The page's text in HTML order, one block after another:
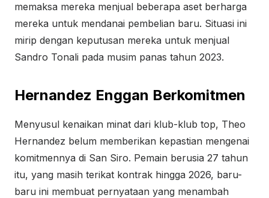
memaksa mereka menjual beberapa aset berharga
mereka untuk mendanai pembelian baru. Situasi ini
mirip dengan keputusan mereka untuk menjual
Sandro Tonali pada musim panas tahun 2023.
Hernandez Enggan Berkomitmen
Menyusul kenaikan minat dari klub-klub top, Theo
Hernandez belum memberikan kepastian mengenai
komitmennya di San Siro. Pemain berusia 27 tahun
itu, yang masih terikat kontrak hingga 2026, baru-
baru ini membuat pernyataan yang menambah